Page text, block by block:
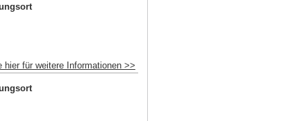
hier für weitere Informationen >>